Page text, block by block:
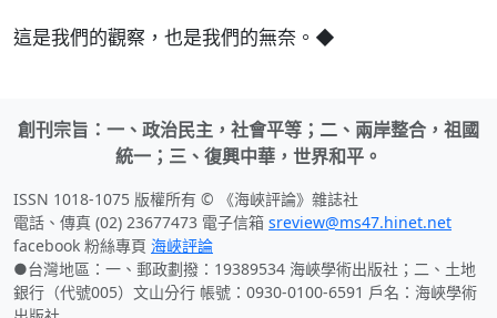
這是我們的觀察，也是我們的無奈。◆
創刊宗旨：一、政治民主，社會平等；二、兩岸整合，祖國
統一；三、復興中華，世界和平。
ISSN 1018-1075 版權所有 © 《海峽評論》雜誌社
電話、傳真 (02) 23677473 電子信箱 sreview@ms47.hinet.net
facebook 粉絲專頁 海峽評論
●台灣地區：一、郵政劃撥：19389534 海峽學術出版社；二、土地
銀行（代號005）文山分行 帳號：0930-0100-6591 戶名：海峽學術